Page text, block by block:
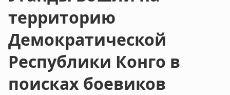
территорию
Демократической
Республики Конго в
поисках боевиков